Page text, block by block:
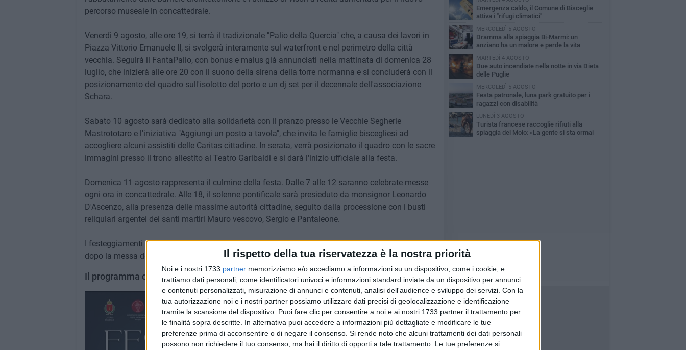
Il rispetto della tua riservatezza è la nostra priorità
Noi e i nostri 1733 partner memorizziamo e/o accediamo a informazioni su un dispositivo, come i cookie, e
trattiamo dati personali, come identificatori univoci e informazioni standard inviate da un dispositivo per annunci
e contenuti personalizzati, misurazione di annunci e contenuti, analisi dell'audience e sviluppo dei servizi. Con la
tua autorizzazione noi e i nostri partner possiamo utilizzare dati precisi di geolocalizzazione e identificazione
tramite la scansione del dispositivo. Puoi fare clic per consentire a noi e ai nostri 1733 partner il trattamento per
le finalità sopra descritte. In alternativa puoi accedere a informazioni più dettagliate e modificare le tue
preferenze prima di acconsentire o di negare il consenso. Si rende noto che alcuni trattamenti dei dati personali
possono non richiedere il tuo consenso, ma hai il diritto di opporti a tale trattamento. Le tue preferenze si
percorso museale in concattedrale.
Venerdì 9 agosto, alle ore 19, si terrà il tradizionale "Palio della Quercia" che, a causa dei lavori in
Piazza Vittorio Emanuele II, si svolgerà interamente sul waterfront e nel perimetro della città
vecchia. Seguirà il FantaPalio, con bonus e malus già annunciati nella mattinata di domenica 28
luglio, che inizierà alle ore 20 con il suono della sirena della torre normanna e si concluderà con il
posizionamento del quadro sull'isolotto del porto e un dj set per il decennale dell'associazione
Schara.
Sabato 10 agosto sarà dedicato alla solidarietà con il pranzo presso le Vecchie Segherie
Mastrototaro e l'iniziativa "Aggiungi un posto a tavola", che invita le famiglie biscegliesi ad
accogliere alcuni assistiti delle Caritas cittadine. In serata, verrà posizionato il quadro con le sacre
immagini presso il trono allestito al Teatro Garibaldi e si darà l'inizio ufficiale alla festa.
Domenica 11 agosto rappresenta il culmine della festa. Dalle 7 alle 12 saranno celebrate messe
ogni ora in concattedrale. Alle 18, il solenne pontificale sarà presieduto da monsignor Leonardo
D'Ascenzo, alla presenza delle massime autorità cittadine, seguito dalla processione con i busti
reliquiari argentei dei santi martiri Mauro vescovo, Sergio e Pantaleone.
I festeggiamenti si concluderanno lunedì 12 agosto con il ritiro del quadro dal Teatro Garibaldi
dopo la messa delle 21.
Il programma completo
Emergenza caldo, il Comune di Bisceglie
attiva i "rifugi climatici"
MERCOLEDÌ 5 AGOSTO
Dramma alla spiaggia Bi-Marmi: un
anziano ha un malore e perde la vita
MARTEDÌ 4 AGOSTO
Due auto incendiate nella notte in via Dieta
delle Puglie
MERCOLEDÌ 5 AGOSTO
Festa patronale, luna park gratuito per i
ragazzi con disabilità
LUNEDÌ 3 AGOSTO
Turista francese raccoglie rifiuti alla
spiaggia del Molo: «La gente si sta ormai